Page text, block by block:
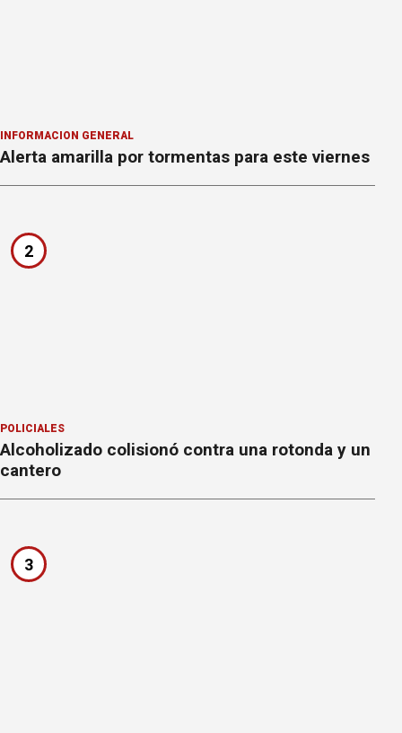
INFORMACION GENERAL
Alerta amarilla por tormentas para este viernes
2
POLICIALES
Alcoholizado colisionó contra una rotonda y un
cantero
3